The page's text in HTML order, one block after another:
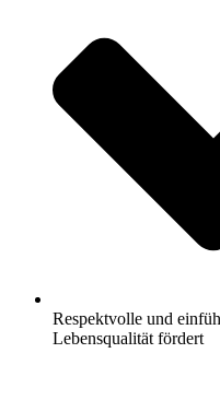
Respektvolle und
Lebensqualität fördert